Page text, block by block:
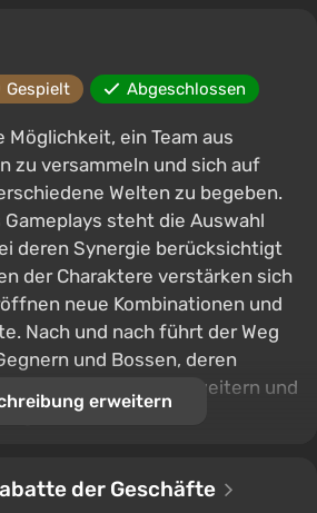
Gespielt Abgeschlossen
Möglichkeit, ein Team aus
zu versammeln und sich auf
Welten zu begeben.
steht die Auswahl
deren Synergie berücksichtigt
der Charaktere verstärken sich
neue Kombinationen und
Nach und nach führt der Weg
und Bossen, deren
das Team zu erweitern und
von Wesen können dem
erweitern
der Geschäfte